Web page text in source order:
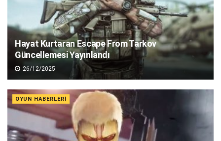
Hayat Kurtaran Escape From Tarkov
Güncellemesi Yayınlandı
26/12/2025
OYUN HABERLERI